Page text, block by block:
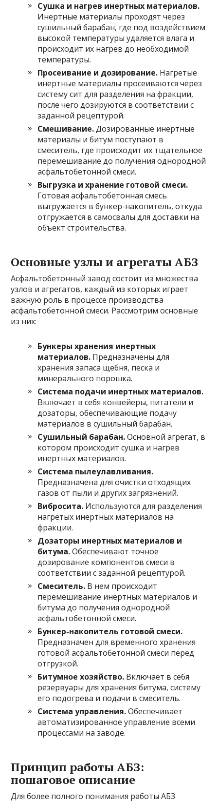
Сушка и нагрев инертных материалов.
Инертные материалы проходят через
сушильный барабан, где под воздействием
высокой температуры удаляется влага и
происходит их нагрев до необходимой
температуры.
Просеивание и дозирование. Нагретые
инертные материалы просеиваются через
систему сит для разделения на фракции,
после чего дозируются в соответствии с
заданной рецептурой.
Смешивание.Дозированные инертные
материалы и битум поступают в
смеситель, где происходит их тщательное
перемешивание до получения однородной
асфальтобетонной смеси.
Выгрузка и хранение готовой смеси.
Готовая асфальтобетонная смесь
выгружается в бункер-накопитель, откуда
отгружается в самосвалы для доставки на
объект строительства.
Основные узлы и агрегаты АБЗ
Асфальтобетонный завод состоит из множества
узлов и агрегатов, каждый из которых играет
важную роль в процессе производства
асфальтобетонной смеси. Рассмотрим основные
из них:
Бункеры хранения инертных
материалов. Предназначены для
хранения запаса щебня, песка и
минерального порошка.
Система подачи инертных материалов.
Включает в себя конвейеры, питатели и
дозаторы, обеспечивающие подачу
материалов в сушильный барабан.
Сушильный барабан.Основной агрегат, в
котором происходит сушка и нагрев
инертных материалов.
Система пылеулавливания.
Предназначена для очистки отходящих
газов от пыли и других загрязнений.
Вибросита. Используются для разделения
нагретых инертных материалов на
фракции.
Дозаторы инертных материалов и
битума.Обеспечивают точное
дозирование компонентов смеси в
соответствии с заданной рецептурой.
Смеситель. В нем происходит
перемешивание инертных материалов и
битума до получения однородной
асфальтобетонной смеси.
Бункер-накопитель готовой смеси.
Предназначен для временного хранения
готовой асфальтобетонной смеси перед
отгрузкой.
Битумное хозяйство. Включает в себя
резервуары для хранения битума, систему
его подогрева и подачи в смеситель.
Система управления.Обеспечивает
автоматизированное управление всеми
процессами на заводе.
Принцип работы АБЗ:
пошаговое описание
Для более полного понимания работы АБЗ